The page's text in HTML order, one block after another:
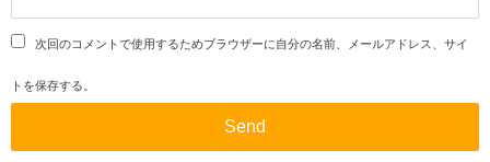
次回のコメントで使用するためブラウザーに自分の名前、メールアドレス、サイ
トを保存する。